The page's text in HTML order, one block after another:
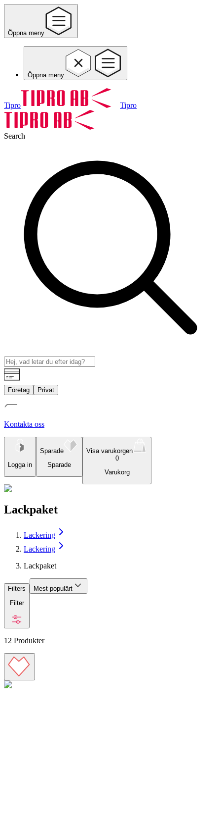
Öppna meny
Öppna meny
Tipro Tipro
Search
Företag Privat
Kontakta oss
Logga in
Sparade
Sparade
Visa varukorgen
0
Varukorg
Lackpaket
Lackering
Lackering
Lackpaket
Filters
Filter
Mest populärt
12 Produkter